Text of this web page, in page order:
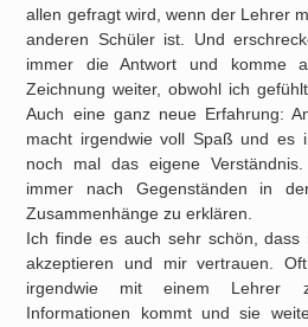
allen gefragt wird, wenn der Lehrer
anderen Schüler ist. Und
immer die Antwort und komme
Zeichnung weiter, obwohl ich
Auch eine ganz neue Erfahrung:
macht irgendwie voll Spaß und es
noch mal das eigene
immer nach Gegenständen in
Zusammenhänge zu erklären.
Ich finde es auch sehr schön, dass
akzeptieren und mir vertrauen.
irgendwie mit einem Lehrer
Informationen kommt und sie